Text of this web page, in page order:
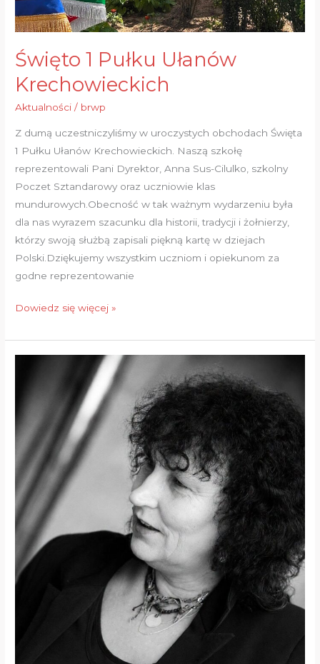
Święto 1 Pułku Ułanów
Krechowieckich
Aktualności / brwp
Z dumą uczestniczyliśmy w uroczystych obchodach Święta
1 Pułku Ułanów Krechowieckich. Naszą szkołę
reprezentowali Pani Dyrektor, Anna Sus-Cilulko, szkolny
Poczet Sztandarowy oraz uczniowie klas
mundurowych.Obecność w tak ważnym wydarzeniu była
dla nas wyrazem szacunku dla historii, tradycji i żołnierzy,
którzy swoją służbą zapisali piękną kartę w dziejach
Polski.Dziękujemy wszystkim uczniom i opiekunom za
godne reprezentowanie
Dowiedz się więcej »
Romańczuk-
Miezio